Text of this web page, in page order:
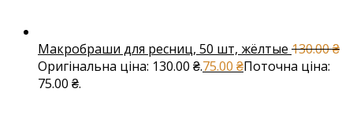
Макробраши для ресниц, 50 шт, жёлтые 130.00₴
Оригінальна ціна: 130.00 ₴.75.00 ₴Поточна ціна:
75.00 ₴.